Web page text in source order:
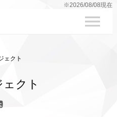
※2026/08/08現在
ェクト
クト